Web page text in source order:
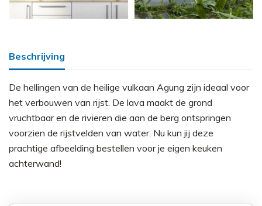
Beschrijving
De hellingen van de heilige vulkaan Agung zijn ideaal voor
het verbouwen van rijst. De lava maakt de grond
vruchtbaar en de rivieren die aan de berg ontspringen
voorzien de rijstvelden van water. Nu kun jij deze
prachtige afbeelding bestellen voor je eigen keuken
achterwand!